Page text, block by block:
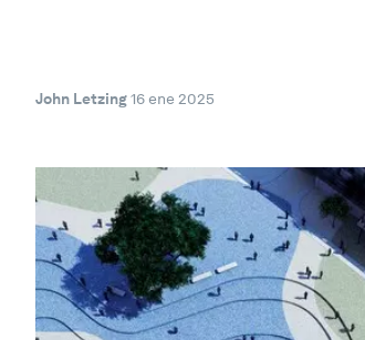
John Letzing16 ene 2025